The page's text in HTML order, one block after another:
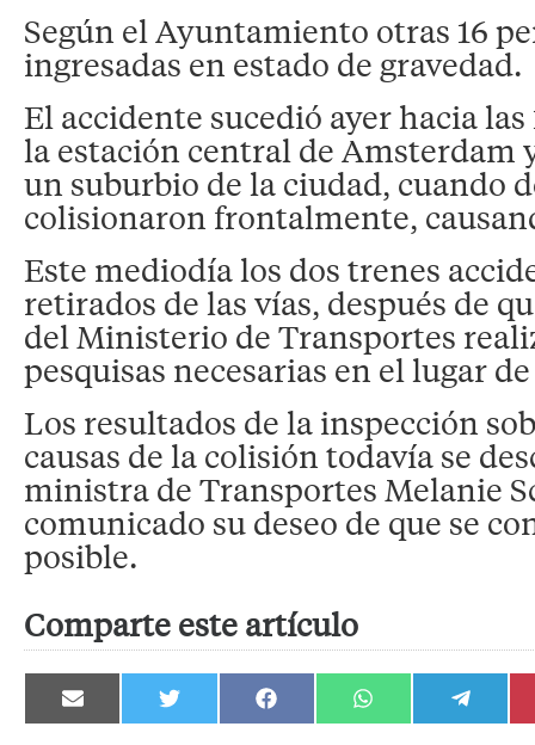
Según el Ayuntamiento otras 16
ingresadas en estado de gravedad.
El accidente sucedió ayer hacia las
la estación central de Amsterdam
un suburbio de la ciudad, cuando
colisionaron frontalmente,
Este mediodía los dos trenes
retirados de las vías, después de
del Ministerio de Transportes
pesquisas necesarias en el lugar
Los resultados de la inspección
causas de la colisión todavía se
ministra de Transportes Melanie
comunicado su deseo de que se
posible.
Comparte este artículo
Compartir
en
Compartir
en
Compartir
en
Compartir
en
Compartir
en